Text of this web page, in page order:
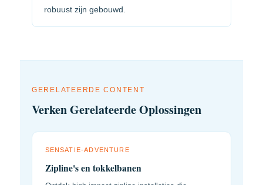
robuust zijn gebouwd.
GERELATEERDE CONTENT
Verken Gerelateerde Oplossingen
SENSATIE-ADVENTURE
Zipline's en tokkelbanen